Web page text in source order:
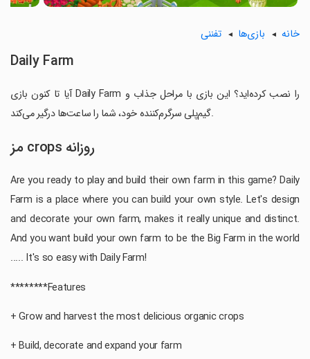
خانه بازی‌ها تفننی
Daily Farm
آیا تا کنون بازی Daily Farm را نصب کرده‌اید؟ این بازی با مراحل جذاب و
گیم‌پلی سرگرم‌کننده خود، شما را ساعت‌ها درگیر می‌کند.
مز crops روزانه
Are you ready to play and build their own farm in this game? Daily
Farm is a place where you can build your own style. Let's design
and decorate your own farm, makes it really unique and distinct.
And you want build your own farm to be the Big Farm in the world
..... It's so easy with Daily Farm!
********Features
+ Grow and harvest the most delicious organic crops
+ Build, decorate and expand your farm